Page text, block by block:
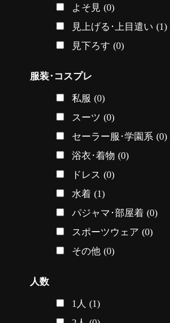
よそ見 (0)
見上げる･上目遣い (1)
見下ろす (0)
服装･コスプレ
私服 (0)
スーツ (0)
セーラー服･学園系 (0)
浴衣･着物 (0)
ドレス (0)
水着 (1)
パジャマ･部屋着 (0)
スポーツウェア (0)
その他 (0)
人数
1人 (1)